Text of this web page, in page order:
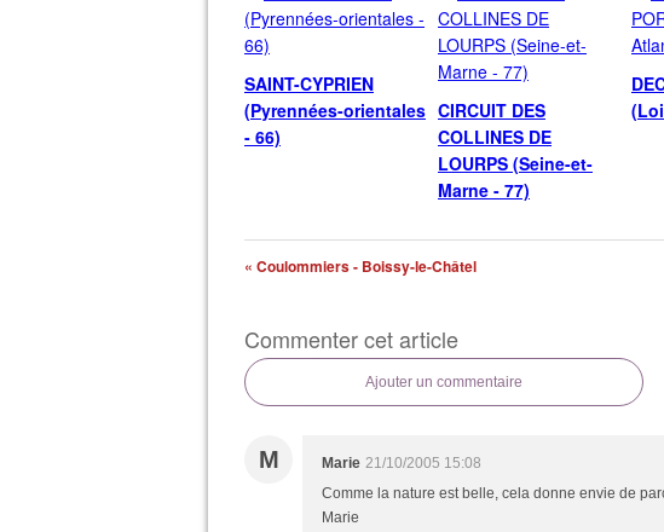
SAINT-CYPRIEN
(Pyrennées-orientales
- 66)
CIRCUIT DES
COLLINES DE
LOURPS (Seine-et-
Marne - 77)
« Coulommiers - Boissy-le-Châtel
Commenter cet article
Ajouter un commentaire
M Marie 21/10/2005 15:08
Comme la nature est belle, cela donne envie de
Marie